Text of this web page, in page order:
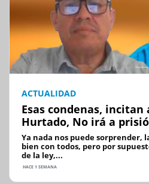
ACTUALIDAD
Esas condenas, incitan
Hurtado, No irá a
Ya nada nos puede sorprender,
bien con todos, pero por
de la ley,...
HACE 1 SEMANA